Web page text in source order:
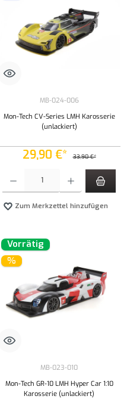
MB-024-006
Mon-Tech CV-Series LMH Karosserie
(unlackiert)
29,90 €* 33,90 €*
Zum Merkzettel hinzufügen
Vorrätig
%
MB-023-010
Mon-Tech GR-10 LMH Hyper Car 1:10
Karosserie (unlackiert)